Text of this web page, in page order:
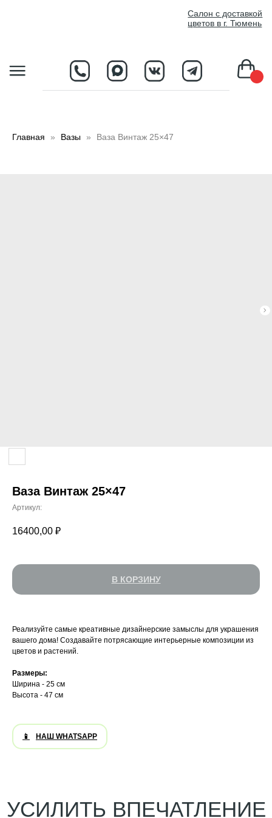
Главная Вазы Ваза Винтаж 25×47
Ваза Винтаж 25×47
Артикул:
16400,00 ₽
В КОРЗИНУ
Реализуйте самые креативные дизайнерские замыслы для украшения
вашего дома! Создавайте потрясающие интерьерные композиции из
цветов и растений.
Размеры:
Ширина - 25 см
Высота - 47 см
НАШ WHATSAPP
УСИЛИТЬ ВПЕЧАТЛЕНИЕ